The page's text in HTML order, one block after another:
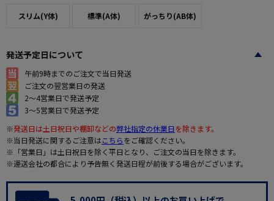
スリム(Y体) 標準(A体) がっちり(AB体)
発送予定日について
午前9時までのご注文で当日発送
ご注文の翌営業日の発送
2～4営業日で発送予定
3～5営業日で発送予定
※発送日は土日祝日や棚卸などの弊社指定の休業日を除きます。
※当日発送に関するご注意はこちらをご確認ください。
※「営業日」は土日祝日を除く平日となり、ご注文の当日を除きます。
※運送会社の都合により予告無く発送日程が前後する場合がございます。